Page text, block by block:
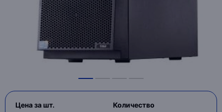
Цена за шт. Количество